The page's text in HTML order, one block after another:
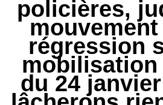
policières,
régression
du 24